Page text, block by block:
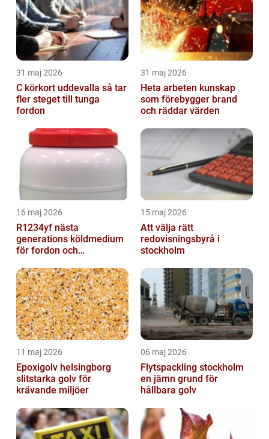
31 maj 2026
C körkort uddevalla så tar
fler steget till tunga
fordon
31 maj 2026
Heta arbeten kunskap
som förebygger brand
och räddar värden
16 maj 2026
R1234yf nästa
generations köldmedium
för fordon och
15 maj 2026
Att välja rätt
redovisningsbyrå i
stockholm
11 maj 2026
Epoxigolv helsingborg
slitstarka golv för
krävande miljöer
06 maj 2026
Flytspackling stockholm
en jämn grund för
hållbara golv